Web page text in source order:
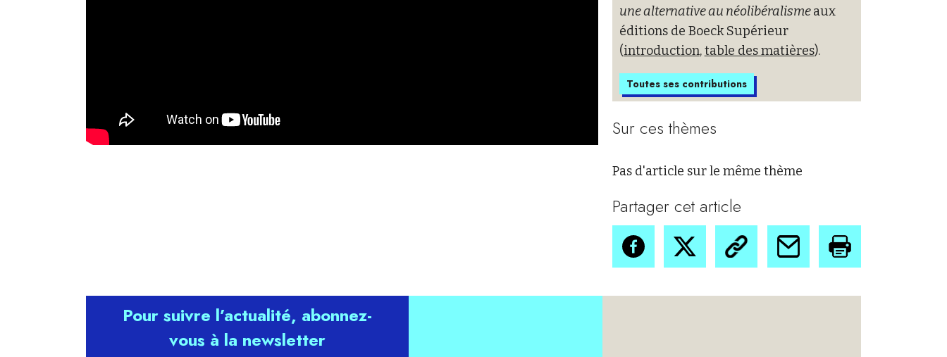
une alternative au néolibéralismeaux
éditions de Boeck Supérieur
(introduction,table des matières).
Toutes ses contributions
Sur ces thèmes
Pas d'article sur le même thème
Partager cet article
Pour suivre l’actualité, abonnez-
vous à la newsletter